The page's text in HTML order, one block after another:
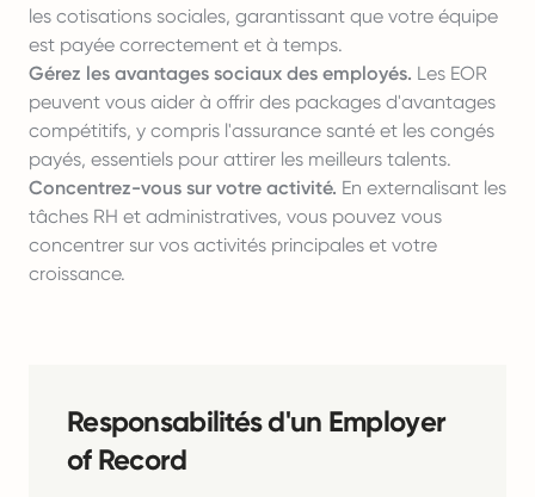
les cotisations sociales, garantissant que votre équipe
est payée correctement et à temps.
Gérez les avantages sociaux des employés. Les EOR
peuvent vous aider à offrir des packages d'avantages
compétitifs, y compris l'assurance santé et les congés
payés, essentiels pour attirer les meilleurs talents.
Concentrez-vous sur votre activité. En externalisant les
tâches RH et administratives, vous pouvez vous
concentrer sur vos activités principales et votre
croissance.
Responsabilités d'un Employer
of Record